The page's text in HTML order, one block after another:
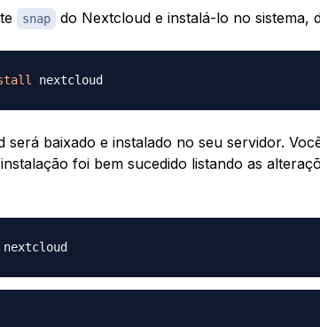
snap do Nextcloud e instalá-lo no sistema,
nextcloud
será baixado e instalado no seu servidor.
foi bem sucedido listando as
snap changes nextcloud